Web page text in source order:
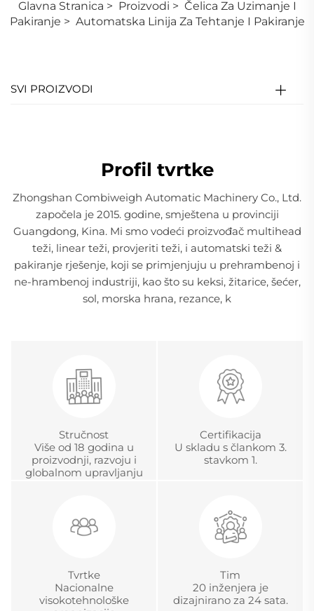
Glavna Stranica > Proizvodi > Čelica Za Uzimanje I
Pakiranje > Automatska Linija Za Tehtanje I Pakiranje
SVI PROIZVODI
Profil tvrtke
Zhongshan Combiweigh Automatic Machinery Co., Ltd.
započela je 2015. godine, smještena u provinciji
Guangdong, Kina. Mi smo vodeći proizvođač multihead
teži, linear teži, provjeriti teži, i automatski teži &
pakiranje rješenje, koji se primjenjuju u prehrambenoj i
ne-hrambenoj industriji, kao što su keksi, žitarice, šećer,
sol, morska hrana, rezance, k
Stručnost
Više od 18 godina u
proizvodnji, razvoju i
globalnom upravljanju
Certifikacija
U skladu s člankom 3.
stavkom 1.
Tvrtke
Nacionalne
visokotehnološke
Tim
20 inženjera je
dizajnirano za 24 sata.